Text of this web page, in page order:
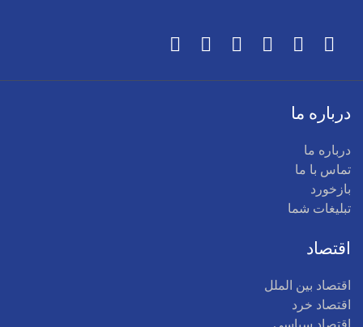
درباره ما
درباره ما
تماس با ما
بازخورد
تبلیغات شما
اقتصاد
اقتصاد بین الملل
اقتصاد خرد